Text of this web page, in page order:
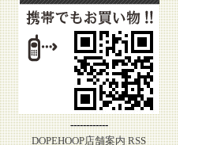
------------
DOPEHOOP店舗案内 RSS